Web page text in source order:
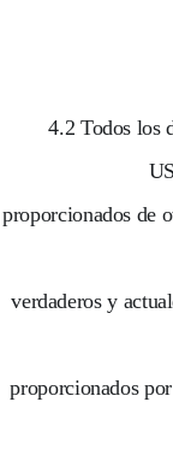
4.2 Todos los
proporcionados de
verdaderos y
proporcionados